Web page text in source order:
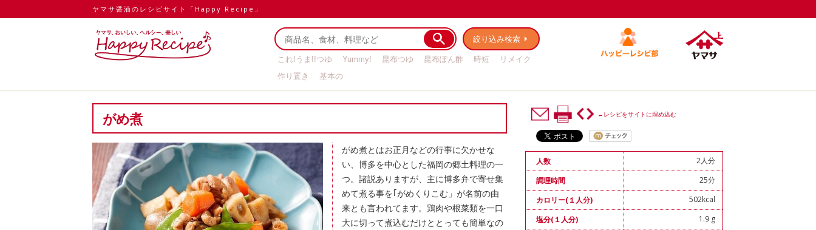
ヤマサ醤油のレシピサイト「Happy Recipe」
絞り込み検索
これ!うま!!つゆ Yummy! 昆布つゆ 昆布ぽん酢 時短
リメイク
作り置き
基本の
がめ煮
がめ煮とはお正月などの行事に欠かせな
い、博多を中心とした福岡の郷土料理の一
つ。諸説ありますが、主に博多弁で寄せ集
めて煮る事を｢がめくりこむ」が名前の由
来とも言われてます。鶏肉や根菜類を一口
大に切って煮込むだけととっても簡単なの
←レシピをサイトに埋め込む
人数
2人分
調理時間
25分
カロリー(１人分)
502kcal
塩分(１人分)
1.9 g